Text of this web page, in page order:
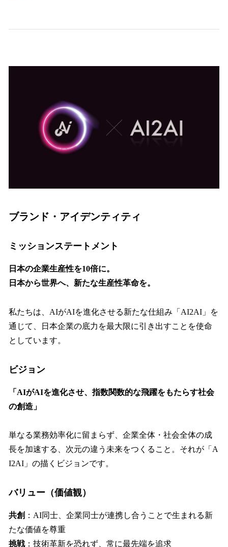
ブランド・アイデンティティ
ミッションステートメント
日本の企業生産性を10倍に。
日本から世界へ、新たな生産性革命を。
私たちは、AIがAIを進化させる新たな仕組み「AI2AI」を
通じて、日本企業の底力を最大限に引き出すことを使命
としています。
ビジョン
「AIがAIを進化させ、指数関数的な飛躍をもたらす社会
の創造」
単なる業務効率化に留まらず、企業全体・社会全体の成
長を加速する、次元の違う未来をつくること。それが「A
I2AI」の描くビジョンです。
バリュー（価値観）
共創 ：AI同士、企業同士が連携し合うことで生まれる新
たな価値を尊重
挑戦：技術革新を恐れず、常に最先端を追求